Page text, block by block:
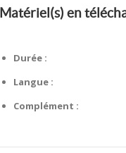
Matériel(s) en
Durée :
Langue :
Complément :